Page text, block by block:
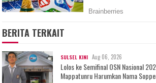
BERITA TERKAIT
SULSEL KINI Aug 06, 2026
Lolos ke Semifinal OSN Nasional
Mappatunru Harumkan Nama